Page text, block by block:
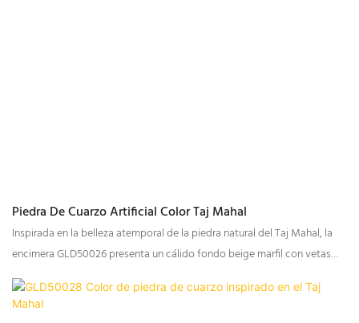
Piedra De Cuarzo Artificial Color Taj Mahal
Inspirada en la belleza atemporal de la piedra natural del Taj Mahal, la
encimera GLD50026 presenta un cálido fondo beige marfil con vetas
suaves y fluidas. Su aspecto elegante y discreto la convierte en una
superficie de cuarzo ideal para interiores residenciales y comerciales,